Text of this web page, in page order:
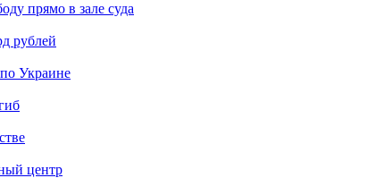
прямо в зале суда
рублей
Украине
центр